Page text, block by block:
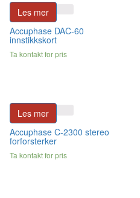
Les mer
Accuphase DAC-60
innstikkskort
Ta kontakt for pris
Les mer
Accuphase C-2300 stereo
forforsterker
Ta kontakt for pris